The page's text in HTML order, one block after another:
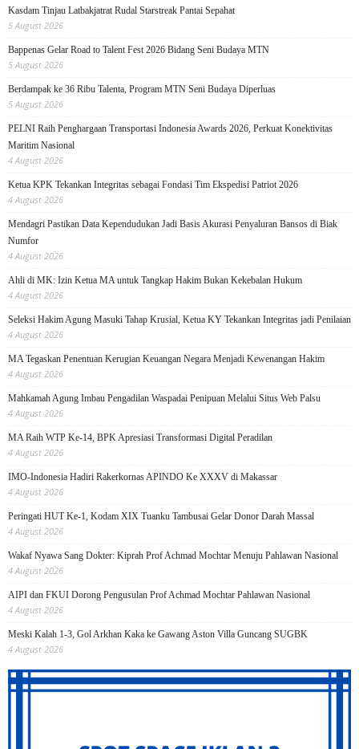
Kasdam Tinjau Latbakjatrat Rudal Starstreak Pantai Sepahat
5 August 2026
Bappenas Gelar Road to Talent Fest 2026 Bidang Seni Budaya MTN
5 August 2026
Berdampak ke 36 Ribu Talenta, Program MTN Seni Budaya Diperluas
5 August 2026
PELNI Raih Penghargaan Transportasi Indonesia Awards 2026, Perkuat Konektivitas
Maritim Nasional
4 August 2026
Ketua KPK Tekankan Integritas sebagai Fondasi Tim Ekspedisi Patriot 2026
4 August 2026
Mendagri Pastikan Data Kependudukan Jadi Basis Akurasi Penyaluran Bansos di Biak
Numfor
4 August 2026
Ahli di MK: Izin Ketua MA untuk Tangkap Hakim Bukan Kekebalan Hukum
4 August 2026
Seleksi Hakim Agung Masuki Tahap Krusial, Ketua KY Tekankan Integritas jadi Penilaian
4 August 2026
MA Tegaskan Penentuan Kerugian Keuangan Negara Menjadi Kewenangan Hakim
4 August 2026
Mahkamah Agung Imbau Pengadilan Waspadai Penipuan Melalui Situs Web Palsu
4 August 2026
MA Raih WTP Ke-14, BPK Apresiasi Transformasi Digital Peradilan
4 August 2026
IMO-Indonesia Hadiri Rakerkornas APINDO Ke XXXV di Makassar
4 August 2026
Peringati HUT Ke-1, Kodam XIX Tuanku Tambusai Gelar Donor Darah Massal
4 August 2026
Wakaf Nyawa Sang Dokter: Kiprah Prof Achmad Mochtar Menuju Pahlawan Nasional
4 August 2026
AIPI dan FKUI Dorong Pengusulan Prof Achmad Mochtar Pahlawan Nasional
4 August 2026
Meski Kalah 1-3, Gol Arkhan Kaka ke Gawang Aston Villa Guncang SUGBK
4 August 2026